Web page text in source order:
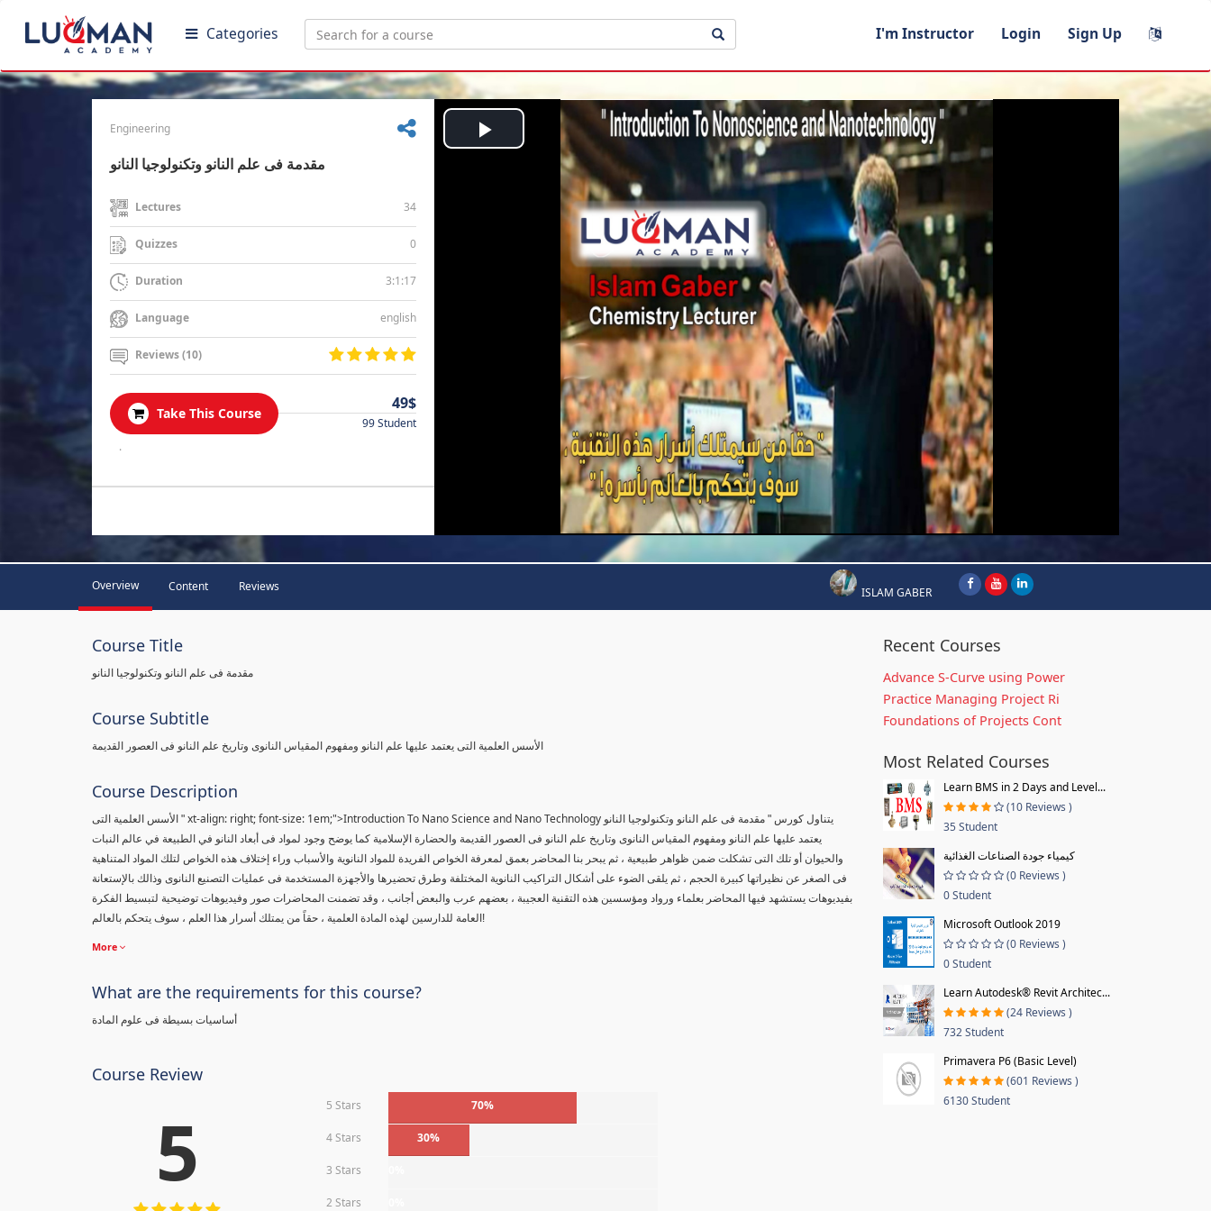
Categories I'm Instructor Login Sign Up
Engineering
مقدمة فى علم النانو وتكنولوجيا النانو
Lectures 34
Quizzes 0
Duration 3:1:17
Language english
Reviews (10)
Take This Course
49$
99 Student
.
Play
Overview Content Reviews ISLAM GABER
Course Title
مقدمة فى علم النانو وتكنولوجيا النانو
Course Subtitle
الأسس العلمية التى يعتمد عليها علم النانو ومفهوم المقياس النانوى وتاريخ علم النانو فى العصور القديمة
Course Description
يتناول كورس " مقدمة فى علم النانو وتكنولوجيا النانو xt-align: right; font-size: 1em;">Introduction To Nano Science and Nano Technology " الأسس العلمية التى
يعتمد عليها علم النانو ومفهوم المقياس النانوى وتاريخ علم النانو فى العصور القديمة والحضارة الإسلامية كما يوضح وجود لمواد فى أبعاد النانو في الطبيعة في عالم النبات
والحيوان أو تلك التى تشكلت ضمن ظواهر طبيعية ، ثم يبحر بنا المحاضر بعمق لمعرفة الخواص الفريدة للمواد النانوية والأسباب وراء إختلاف هذه الخواص لتلك المواد المتناهية
فى الصغر عن نظيراتها كبيرة الحجم ، ثم يلقى الضوء على أشكال التراكيب النانوية المختلفة وطرق تحضيرها والأجهزة المستخدمة فى عمليات التصنيع النانوى وذالك بالإستعانة
بفيديوهات يستشهد فيها المحاضر بعلماء ورواد ومؤسسين هذه التقنية العجيبة ، بعضهم عرب والبعض أجانب ، وقد تضمنت المحاضرات صور وفيديوهات توضيحية لتبسيط الفكرة
العامة للدارسين لهذه المادة العلمية ، حقاً من يمتلك أسرار هذا العلم ، سوف يتحكم بالعالم!
More
What are the requirements for this course?
أساسيات بسيطة فى علوم المادة
Course Review
5 5 Stars 70%
4 Stars 30%
3 Stars
2 Stars
Recent Courses
Advance S-Curve using Power
Practice Managing Project Ri
Foundations of Projects Cont
Most Related Courses
Learn BMS in 2 Days and Level...
(10 Reviews )
35 Student
كيمياء جودة الصناعات الغذائية
(0 Reviews )
0 Student
Microsoft Outlook 2019
(0 Reviews )
0 Student
Learn Autodesk® Revit Architec...
(24 Reviews )
732 Student
Primavera P6 (Basic Level)
(601 Reviews )
6130 Student